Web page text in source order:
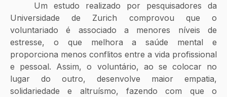
Universidade de Zurich comprovou que o
voluntariado é associado a menores níveis de
estresse, o que melhora a saúde mental e
proporciona menos conflitos entre a vida profissional
e pessoal. Assim, o voluntário, ao se colocar no
lugar do outro, desenvolve maior empatia,
solidariedade e altruísmo, fazendo com que o